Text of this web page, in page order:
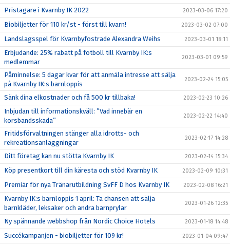
Pristagare i Kvarnby IK 2022 2023-03-06 17:20
Biobiljetter för 110 kr/st - först till kvarn! 2023-03-02 07:00
Landslagsspel för Kvarnbyfostrade Alexandra Weihs 2023-03-01 18:11
Erbjudande: 25% rabatt på fotboll till Kvarnby IK:s
medlemmar
2023-03-01 09:59
Påminnelse: 5 dagar kvar för att anmäla intresse att sälja
på Kvarnby IK:s barnloppis
2023-02-24 15:05
Sänk dina elkostnader och få 500 kr tillbaka! 2023-02-23 10:26
Inbjudan till informationskväll: ”Vad innebär en
korsbandsskada”
2023-02-22 14:40
Fritidsförvaltningen stänger alla idrotts- och
rekreationsanläggningar
2023-02-17 14:28
Ditt företag kan nu stötta Kvarnby IK 2023-02-14 15:34
Köp presentkort till din käresta och stöd Kvarnby IK 2023-02-09 10:31
Premiär för nya Tränarutbildning SvFF D hos Kvarnby IK 2023-02-08 16:21
Kvarnby IK:s barnloppis 1 april: Ta chansen att sälja
barnkläder, leksaker och andra barnprylar
2023-01-26 12:35
Ny spännande webbshop från Nordic Choice Hotels 2023-01-18 14:48
Succékampanjen - biobiljetter för 109 kr! 2023-01-04 09:47